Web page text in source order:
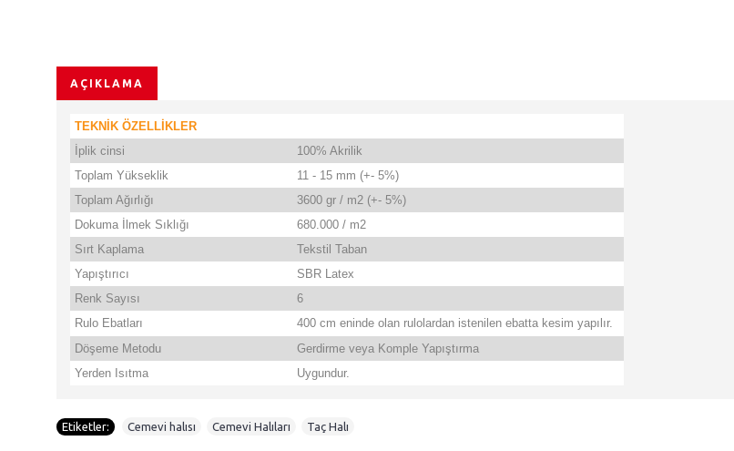
AÇIKLAMA
TEKNİK ÖZELLİKLER
İplik cinsi
100% Akrilik
Toplam Yükseklik
11 - 15 mm (+- 5%)
Toplam Ağırlığı
3600 gr / m2 (+- 5%)
Dokuma İlmek Sıklığı
680.000 / m2
Sırt Kaplama
Tekstil Taban
Yapıştırıcı
SBR Latex
Renk Sayısı
6
Rulo Ebatları
400 cm eninde olan rulolardan istenilen ebatta kesim yapılır.
Döşeme Metodu
Gerdirme veya Komple Yapıştırma
Yerden Isıtma
Uygundur.
Etiketler: Cemevi halısı Cemevi Halıları Taç Halı